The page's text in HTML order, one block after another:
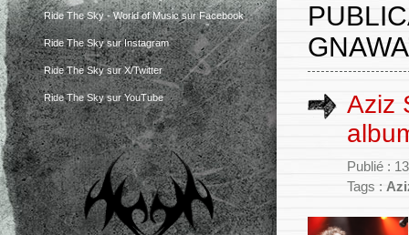
Ride The Sky - World of Music sur Facebook
Ride The Sky sur Instagram
Ride The Sky sur X/Twitter
Ride The Sky sur YouTube
Aziz
Publié :
Tags :